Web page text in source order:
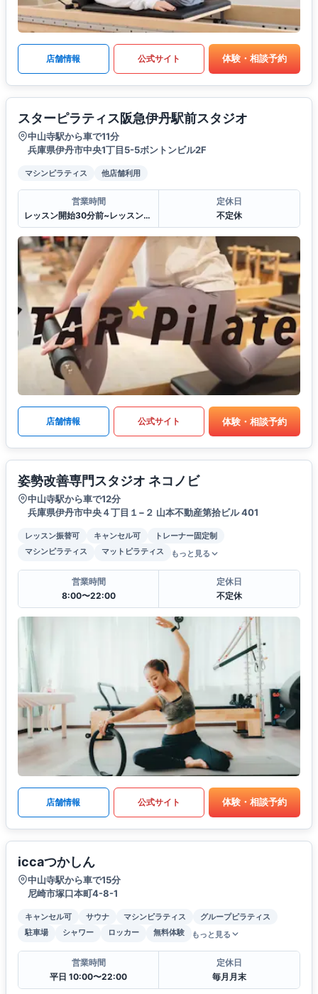
店舗情報 公式サイト 体験・相談予約
スターピラティス阪急伊丹駅前スタジオ
中山寺駅から車で11分
兵庫県伊丹市中央1丁目5-5ボントンビル2F
マシンピラティス 他店舗利用
営業時間
レッスン開始30分前~レッスン終了30分後
定休日
不定休
店舗情報 公式サイト 体験・相談予約
姿勢改善専門スタジオ ネコノビ
中山寺駅から車で12分
兵庫県伊丹市中央４丁目１−２ 山本不動産第拾ビル 401
レッスン振替可 キャンセル可
トレーナー固定制
マシンピラティス
マットピラティス もっと見る
営業時間
8:00〜22:00
定休日
不定休
店舗情報 公式サイト 体験・相談予約
iccaつかしん
中山寺駅から車で15分
尼崎市塚口本町4-8-1
キャンセル可 サウナ マシンピラティス
グループピラティス
駐車場
シャワー ロッカー 無料体験 もっと見る
営業時間
平日 10:00〜22:00
定休日
毎月月末